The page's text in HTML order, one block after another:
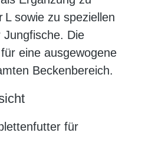
L sowie zu speziellen
Die
eine ausgewogene
Beckenbereich.
für